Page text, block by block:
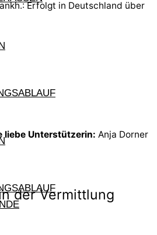
Erfolgt in Deutschland über
liebe Unterstützerin: Anja Dorner
der Vermittlung